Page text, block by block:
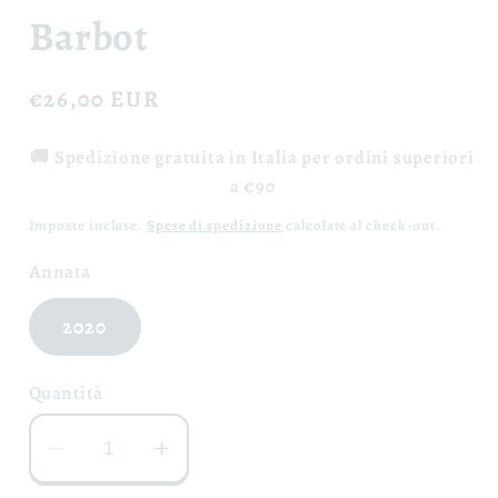
Barbot
Prezzo
listino
€26,00 EUR
🚚 Spedizione gratuita in Italia per ordini superiori
a €90
Imposte incluse. Spese di spedizione calcolate al check-out.
Annata
2020
Quantità
Diminuisci
quantità
Aumenta
quantità